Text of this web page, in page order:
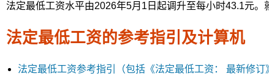
法定最低工资水平由2026年5月1日起调升至每小时43.1元
法定最低工资的参考指引及计算机
法定最低工资参考指引（包括《法定最低工资： 最新修